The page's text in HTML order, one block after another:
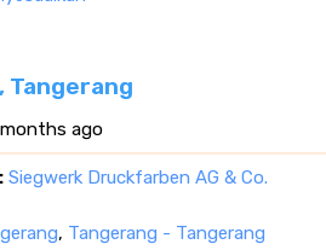
Tangerang
ago
Siegwerk Druckfarben AG & Co.
, Tangerang - Tangerang